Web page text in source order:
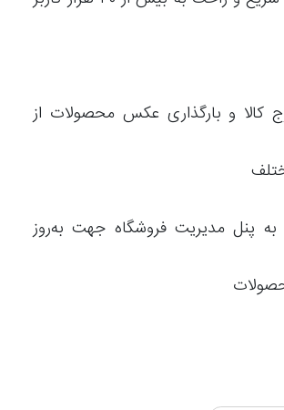
کالا و بارگذاری عکس محصولات از
پنل مدیریت فروشگاه جهت به‌روز